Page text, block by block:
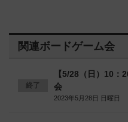
関連ボードゲーム会
終了
【5/28（日）10：
会
2023年5月28日 日曜日